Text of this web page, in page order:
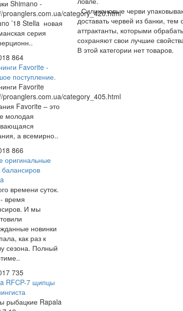
Shimano -
proanglers.com.ua/category_420.html
’18 Stella новая
серия
864
Favorite -
поступление.
Favorite
proanglers.com.ua/category_405.html
Favorite – это
молодая
а всемирно..
866
оригинальные
балансиров
времени суток.
время
И мы
новинки
как раз к
сезона. Полный
735
RFCP-7 щипцы
рыбацкие Rapala
Силиконовые черви
доставать червей из банки,
аттрактанты, которыми
сохраняют свои лучшие
В этой категории нет товаров.